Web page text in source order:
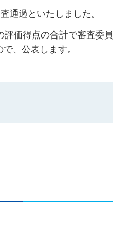
通過といたしました。
価得点の合計で審査委員
、公表します。